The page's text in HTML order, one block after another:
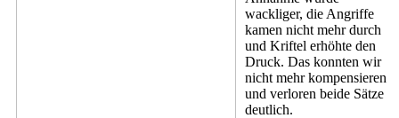
wackliger, die Angriffe
kamen nicht mehr durch
und Kriftel erhöhte den
Druck. Das konnten wir
nicht mehr kompensieren
und verloren beide Sätze
deutlich.